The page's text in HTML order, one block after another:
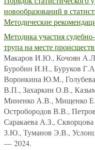
новообразований в
Методические
Методика участия
трупа на месте
Макаров И.Ю., Кочоян
Буробин И.Н., Буруков
Воронкина Ю.М.,
В.П., Захаркин О.В.,
Миненко А.В., Мищенко
Остробородов В.В.,
Саракаева А.З.,
З.Ю., Туманов Э.В.,
— 2024.